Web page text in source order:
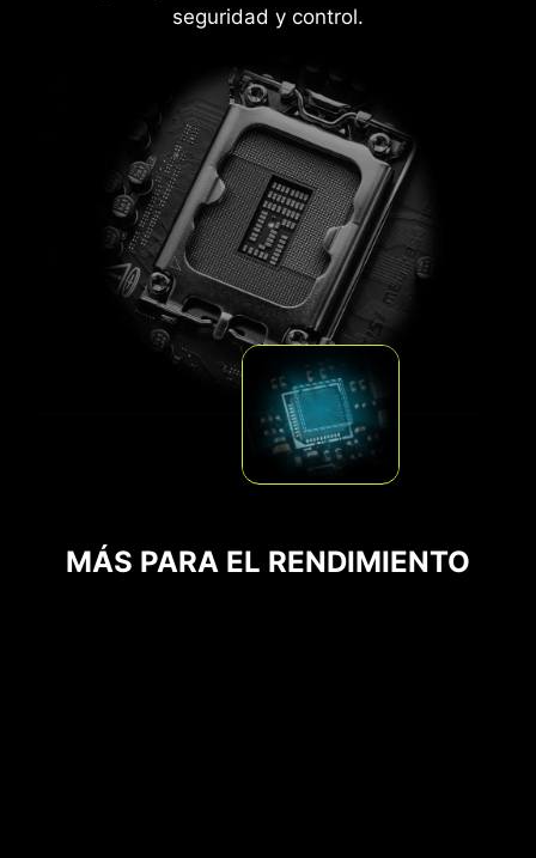
seguridad y control.
MÁS PARA EL RENDIMIENTO
CPU / PWM IC